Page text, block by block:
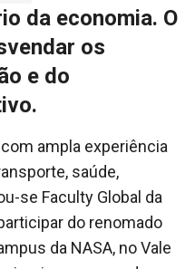
da economia. O
os
e do
ampla experiência
saúde,
se Faculty Global da
do renomado
da NASA, no Vale